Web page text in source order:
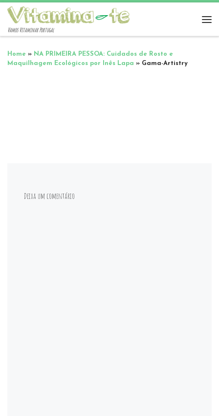
Vamos Vitaminar Portugal
Home » NA PRIMEIRA PESSOA: Cuidados de Rosto e
Maquilhagem Ecológicos por Inês Lapa » Gama-Artistry
Deixa um comentário